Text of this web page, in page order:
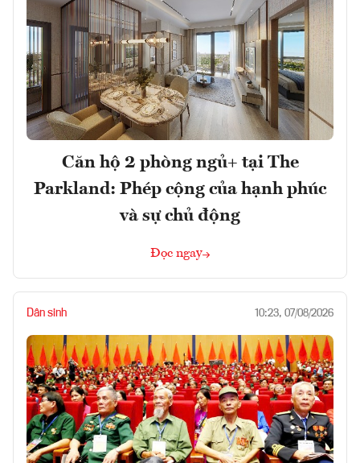
Căn hộ 2 phòng ngủ+ tại The
Parkland: Phép cộng của hạnh phúc
và sự chủ động
Đọc ngay
Dân sinh 10:23, 07/08/2026